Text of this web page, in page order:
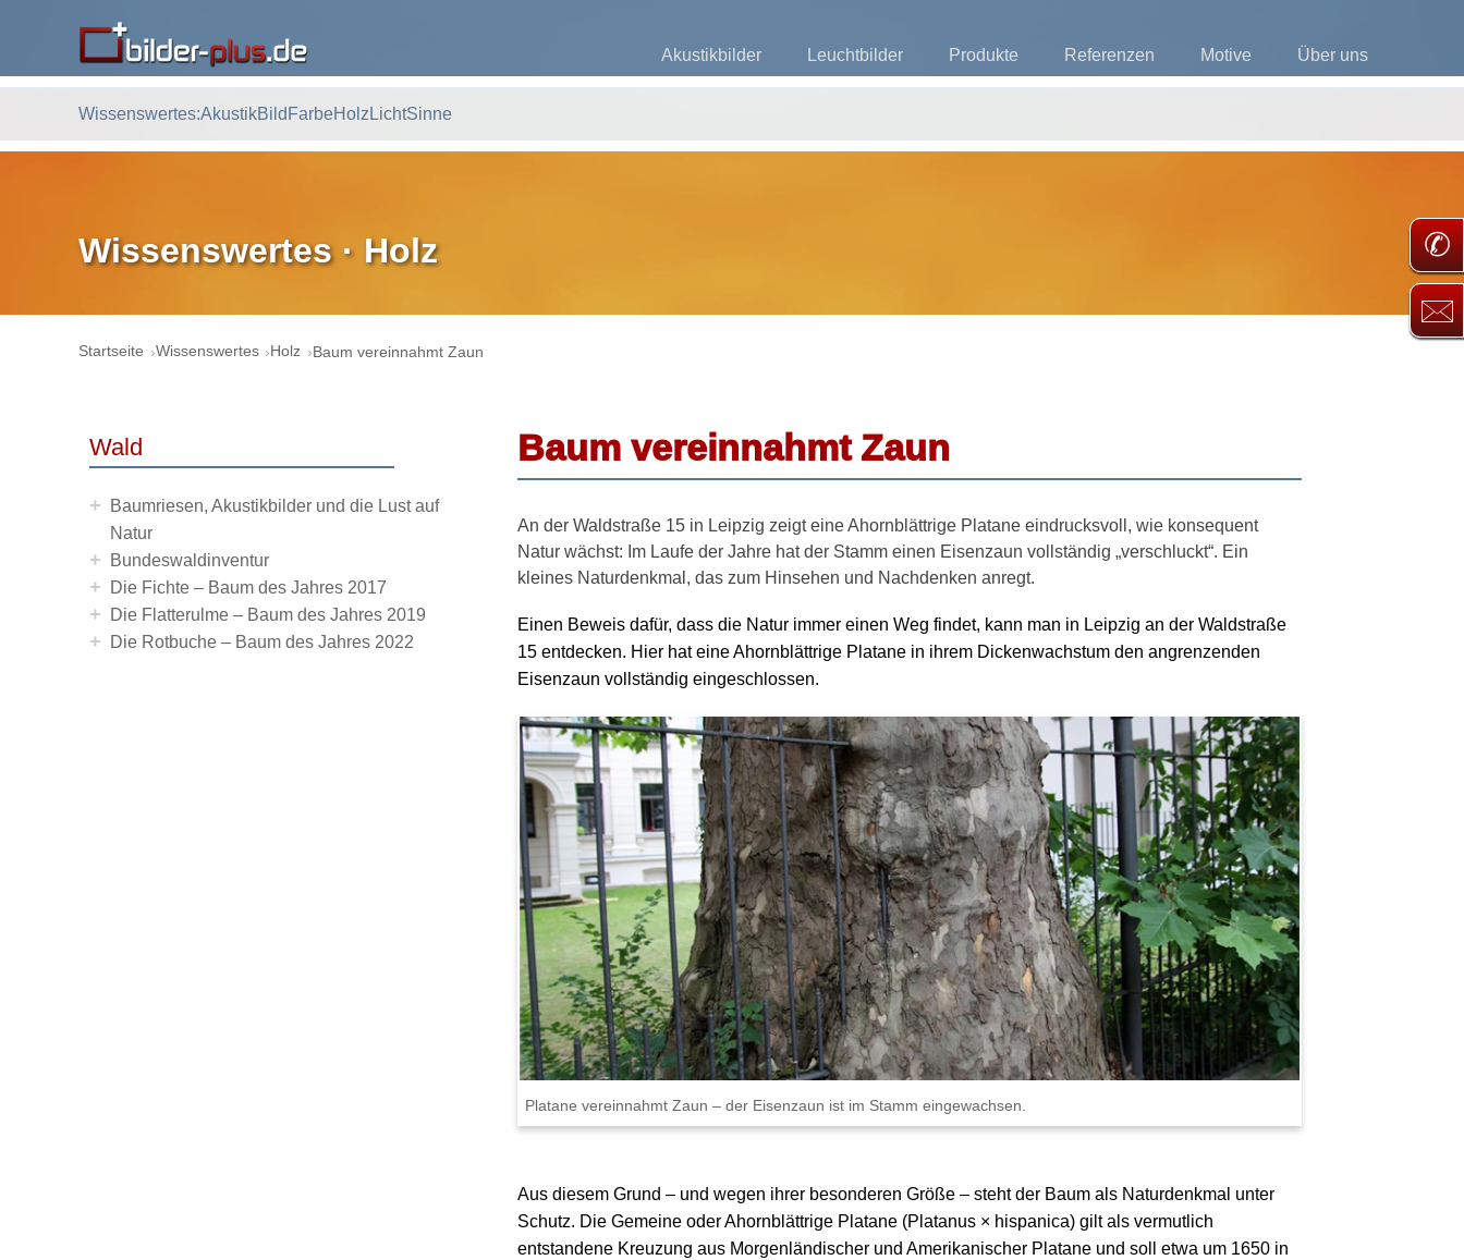
Akustikbilder Leuchtbilder Produkte Referenzen Motive Über uns
Wissenswertes:AkustikBild FarbeHolz LichtSinne
✆
🖂
Wissenswertes · Holz
Startseite Wissenswertes Holz Baum vereinnahmt Zaun
Baum vereinnahmt Zaun
An der Waldstraße 15 in Leipzig zeigt eine Ahornblättrige Platane eindrucksvoll, wie konsequent
Natur wächst: Im Laufe der Jahre hat der Stamm einen Eisenzaun vollständig „verschluckt“. Ein
kleines Naturdenkmal, das zum Hinsehen und Nachdenken anregt.
Einen Beweis dafür, dass die Natur immer einen Weg findet, kann man in Leipzig an derWaldstraße
15 entdecken. Hier hat eineAhornblättrige Platane in ihrem Dickenwachstum den angrenzenden
Eisenzaun vollständig eingeschlossen.
Platane vereinnahmt Zaun – der Eisenzaun ist im Stamm eingewachsen.
Aus diesem Grund – und wegen ihrer besonderen Größe – steht der Baum als Naturdenkmal unter
Schutz. Die Gemeine oder Ahornblättrige Platane (Platanus × hispanica) gilt als vermutlich
entstandene Kreuzung aus Morgenländischer undAmerikanischer Platane und soll etwa um 1650 in
Wald
+
Baumriesen, Akustikbilder und die Lust auf
Natur
+ Bundeswaldinventur
+ Die Fichte – Baum des Jahres 2017
+ Die Flatterulme – Baum des Jahres 2019
+ Die Rotbuche – Baum des Jahres 2022